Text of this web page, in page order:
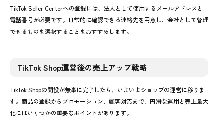
TikTok Seller Centerへの登録には、法人として使用するメールアドレスと
電話番号が必要です。日常的に確認できる連絡先を用意し、会社として管理
できるものを選択することをおすすめします。
TikTok Shop運営後の売上アップ戦略
TikTok Shopの開設が無事に完了したら、いよいよショップの運営に移りま
す。商品の登録からプロモーション、顧客対応まで、円滑な運用と売上最大
化にはいくつかの重要なポイントがあります。